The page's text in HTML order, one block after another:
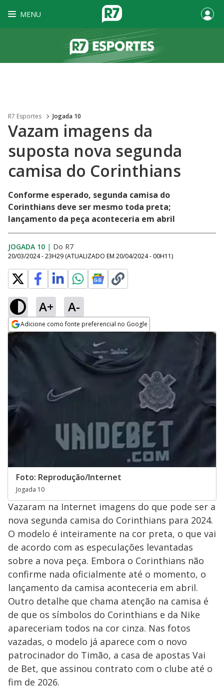
MENU
R7 Esportes Jogada 10
Vazam imagens da
suposta nova segunda
camisa do Corinthians
Conforme esperado, segunda camisa do
Corinthians deve ser mesmo toda preta;
lançamento da peça aconteceria em abril
JOGADA 10 | Do R7
20/03/2024 - 23H29 (ATUALIZADO EM 20/04/2024 - 00H11)
A+ A-
Adicione como fonte preferencial no Google
Opens in new window
Foto: Reprodução/Internet
Jogada 10
Vazaram na Internet imagens do que pode ser a
nova segunda camisa do Corinthians para 2024.
O modelo é inteiramente na cor preta, o que vai
de acordo com as especulações levantadas
sobre a nova peça. Embora o Corinthians não
confirme nada oficialmente até o momento, o
lançamento da camisa aconteceria em abril.
Outro detalhe que chama atenção na camisa é
de que os símbolos do Corinthians e da Nike
apareceriam todos na cor cinza. Nas fotos
vazadas, o modelo já aparece com o novo
patrocinador do Timão, a casa de apostas Vai
de Bet, que assinou contrato com o clube até o
fim de 2026.